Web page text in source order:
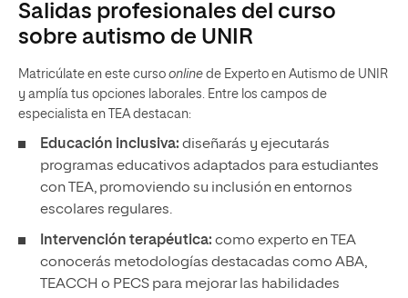
Salidas profesionales del curso
sobre autismo de UNIR
Matricúlate en este curso online de Experto en Autismo de UNIR
y amplía tus opciones laborales. Entre los campos de
especialista en TEA destacan:
Educación inclusiva: diseñarás y ejecutarás
programas educativos adaptados para estudiantes
con TEA, promoviendo su inclusión en entornos
escolares regulares.
Intervención terapéutica: como experto en TEA
conocerás metodologías destacadas como ABA,
TEACCH o PECS para mejorar las habilidades